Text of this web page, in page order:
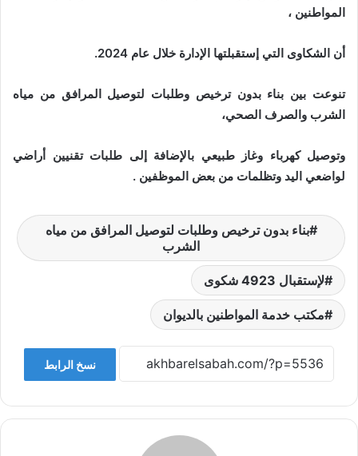
المواطنين ،
أن الشكاوى التي إستقبلتها الإدارة خلال عام 2024.
تنوعت بين بناء بدون ترخيص وطلبات لتوصيل المرافق من مياه
الشرب والصرف الصحي،
وتوصيل كهرباء وغاز طبيعي بالإضافة إلى طلبات تقنيين أراضي
لواضعي اليد وتظلمات من بعض الموظفين .
بناء بدون ترخيص وطلبات لتوصيل المرافق من مياه
الشرب
لإستقبال 4923 شكوى
مكتب خدمة المواطنين بالديوان
نسخ الرابط